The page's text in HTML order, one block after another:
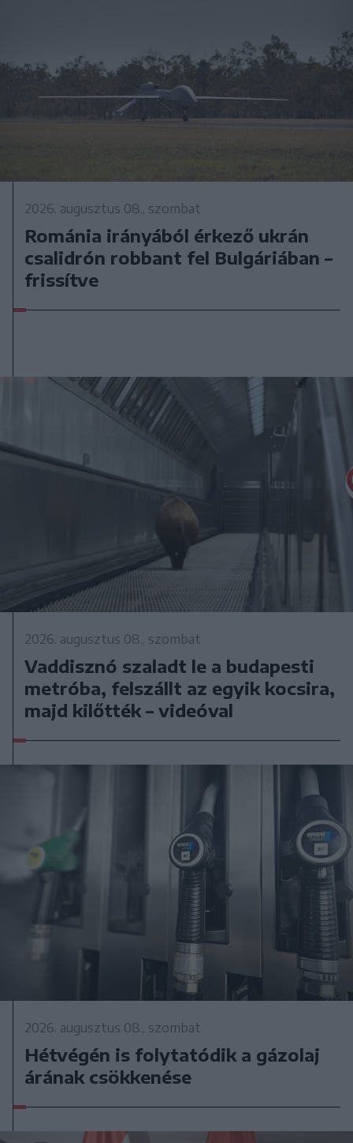
2026. augusztus 08., szombat
Románia irányából érkező ukrán
csalidrón robbant fel Bulgáriában –
frissítve
2026. augusztus 08., szombat
Vaddisznó szaladt le a budapesti
metróba, felszállt az egyik kocsira,
majd kilőtték – videóval
2026. augusztus 08., szombat
Hétvégén is folytatódik a gázolaj
árának csökkenése